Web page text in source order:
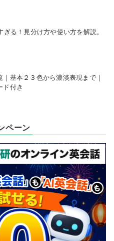
ぎる！見分け方や使い方を解説。
｜基本２３色から濃淡表現まで｜
ド付き
ペーン